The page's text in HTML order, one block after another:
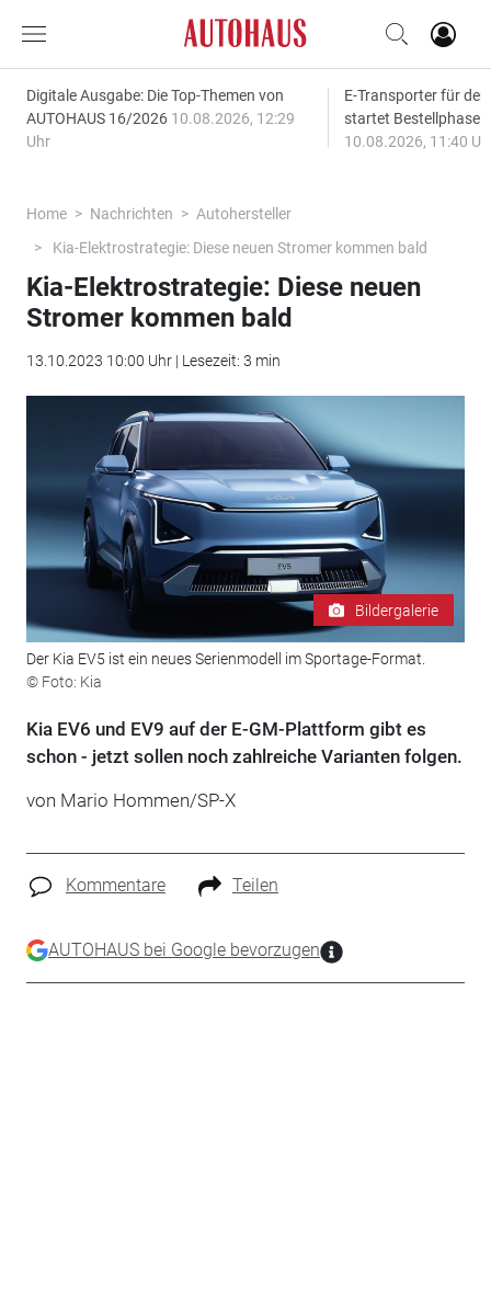
Digitale Ausgabe: Die Top-Themen von
AUTOHAUS 16/2026 10.08.2026, 12:29
Uhr
E-Transporter für
startet Bestellphase
10.08.2026, 11:40
Home Nachrichten
Autohersteller
Kia-Elektrostrategie: Diese neuen Stromer kommen bald
Kia-Elektrostrategie: Diese neuen
Stromer kommen bald
13.10.2023 10:00 Uhr | Lesezeit: 3 min
Bildergalerie
Der Kia EV5 ist ein neues Serienmodell im Sportage-Format.
© Foto: Kia
Kia EV6 und EV9 auf der E-GM-Plattform gibt es
schon - jetzt sollen noch zahlreiche Varianten folgen.
von Mario Hommen/SP-X
Kommentare Teilen
AUTOHAUS bei Google bevorzugen